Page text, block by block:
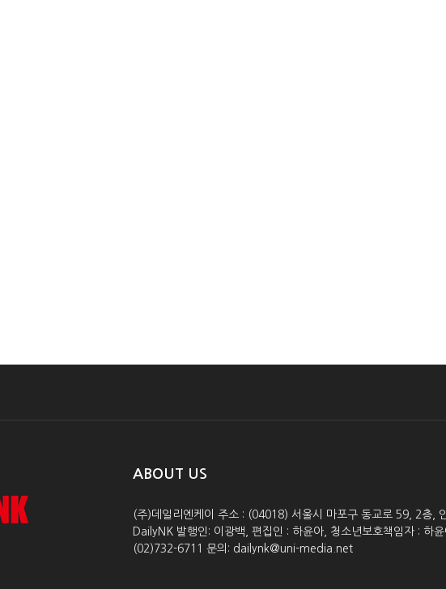
ABOUT US
(주)데일리엔케이 주소 : (04018) 서울시 마포구 동교로 59, 2층,
DailyNK 발행인: 이광백, 편집인 : 하윤아, 청소년보호책임자 :
(02)732-6711 문의: dailynk@uni-media.net